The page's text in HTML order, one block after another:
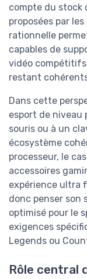
compte du stock
proposées par
rationnelle
capables de
vidéo
restant
Dans cette
esport de niveau
souris ou à un
écosystème
processeur, le
accessoires
expérience ultra
donc penser son
optimisé pour le
exigences
Legends ou
Rôle central